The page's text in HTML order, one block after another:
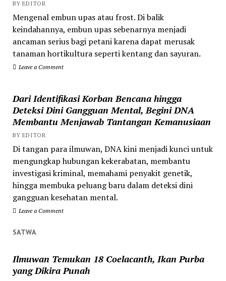
BY EDITOR
Mengenal embun upas atau frost. Di balik
keindahannya, embun upas sebenarnya menjadi
ancaman serius bagi petani karena dapat merusak
tanaman hortikultura seperti kentang dan sayuran.
Leave a Comment
Dari Identifikasi Korban Bencana hingga
Deteksi Dini Gangguan Mental, Begini DNA
Membantu Menjawab Tantangan Kemanusiaan
BY EDITOR
Di tangan para ilmuwan, DNA kini menjadi kunci untuk
mengungkap hubungan kekerabatan, membantu
investigasi kriminal, memahami penyakit genetik,
hingga membuka peluang baru dalam deteksi dini
gangguan kesehatan mental.
Leave a Comment
SATWA
Ilmuwan Temukan 18 Coelacanth, Ikan Purba
yang Dikira Punah